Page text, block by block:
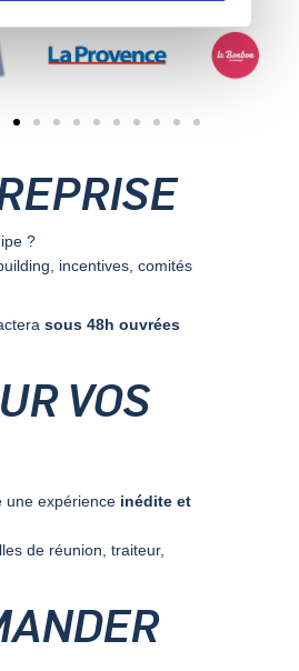
?
incentives, comités
sous 48h ouvrées
VOS
une expérience inédite et
de réunion, traiteur,